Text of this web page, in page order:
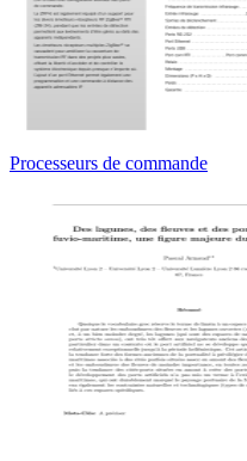
Processeurs de commande